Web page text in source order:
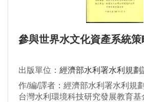
參與世界水文化資產系統策
出版單位： 經濟部水利署水利規劃
作/編/譯者：經濟部水利署水利規
台灣水利環境科技研究發展教育基